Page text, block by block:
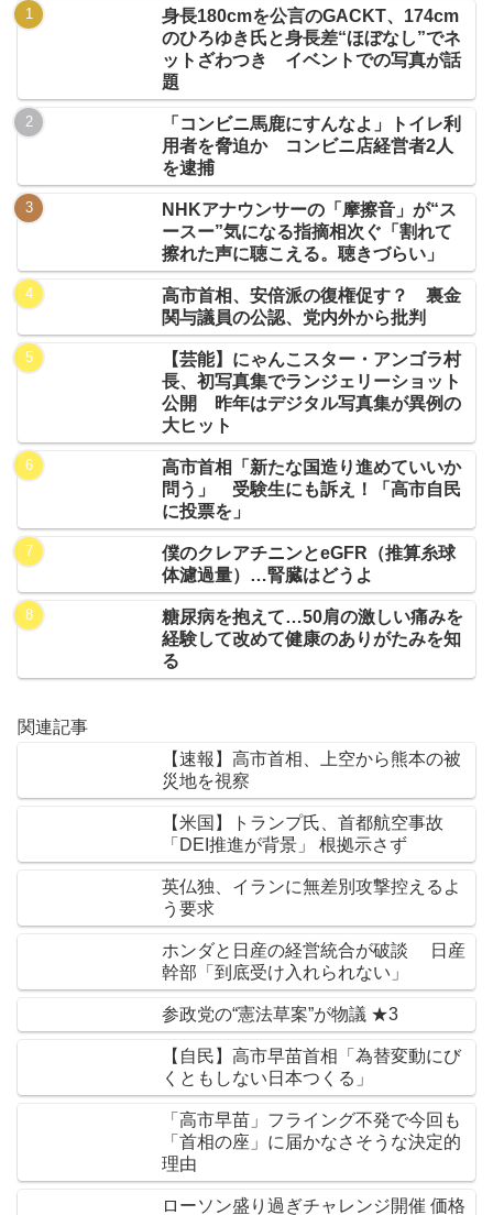
身長180cmを公言のGACKT、174cm
のひろゆき氏と身長差“ほぼなし”でネ
ットざわつき イベントでの写真が話
題
「コンビニ馬鹿にすんなよ」トイレ利
用者を脅迫か コンビニ店経営者2人
を逮捕
NHKアナウンサーの「摩擦音」が“ス
ースー”気になる指摘相次ぐ「割れて
擦れた声に聴こえる。聴きづらい」
高市首相、安倍派の復権促す？ 裏金
関与議員の公認、党内外から批判
【芸能】にゃんこスター・アンゴラ村
長、初写真集でランジェリーショット
公開 昨年はデジタル写真集が異例の
大ヒット
高市首相「新たな国造り進めていいか
問う」 受験生にも訴え！「高市自民
に投票を」
僕のクレアチニンとeGFR（推算糸球
体濾過量）…腎臓はどうよ
糖尿病を抱えて…50肩の激しい痛みを
経験して改めて健康のありがたみを知
る
関連記事
【速報】高市首相、上空から熊本の被
災地を視察
【米国】トランプ氏、首都航空事故
「DEI推進が背景」 根拠示さず
英仏独、イランに無差別攻撃控えるよ
う要求
ホンダと日産の経営統合が破談 日産
幹部「到底受け入れられない」
参政党の“憲法草案”が物議 ★3
【自民】高市早苗首相「為替変動にび
くともしない日本つくる」
「高市早苗」フライング不発で今回も
「首相の座」に届かなさそうな決定的
理由
ローソン盛り過ぎチャレンジ開催 価格